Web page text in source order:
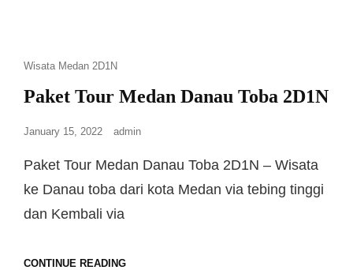
Wisata Medan 2D1N
Paket Tour Medan Danau Toba 2D1N
January 15, 2022 admin
Paket Tour Medan Danau Toba 2D1N – Wisata
ke Danau toba dari kota Medan via tebing tinggi
dan Kembali via
CONTINUE READING